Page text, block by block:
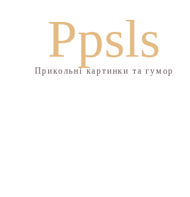
Ppsls
Прикольні картинки та гумор